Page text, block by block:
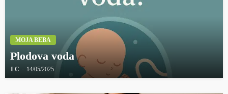
MOJA BEBA
Plodova voda
I C 14/05/2025